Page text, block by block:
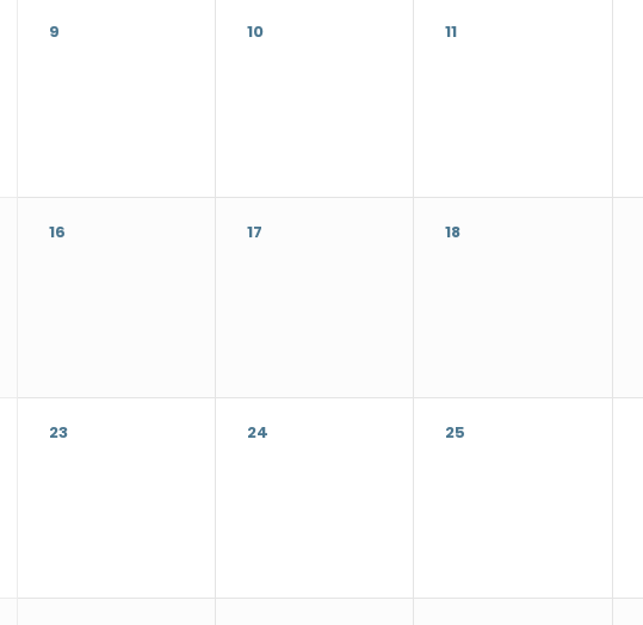
9 10 11
16 17 18
23 24 25